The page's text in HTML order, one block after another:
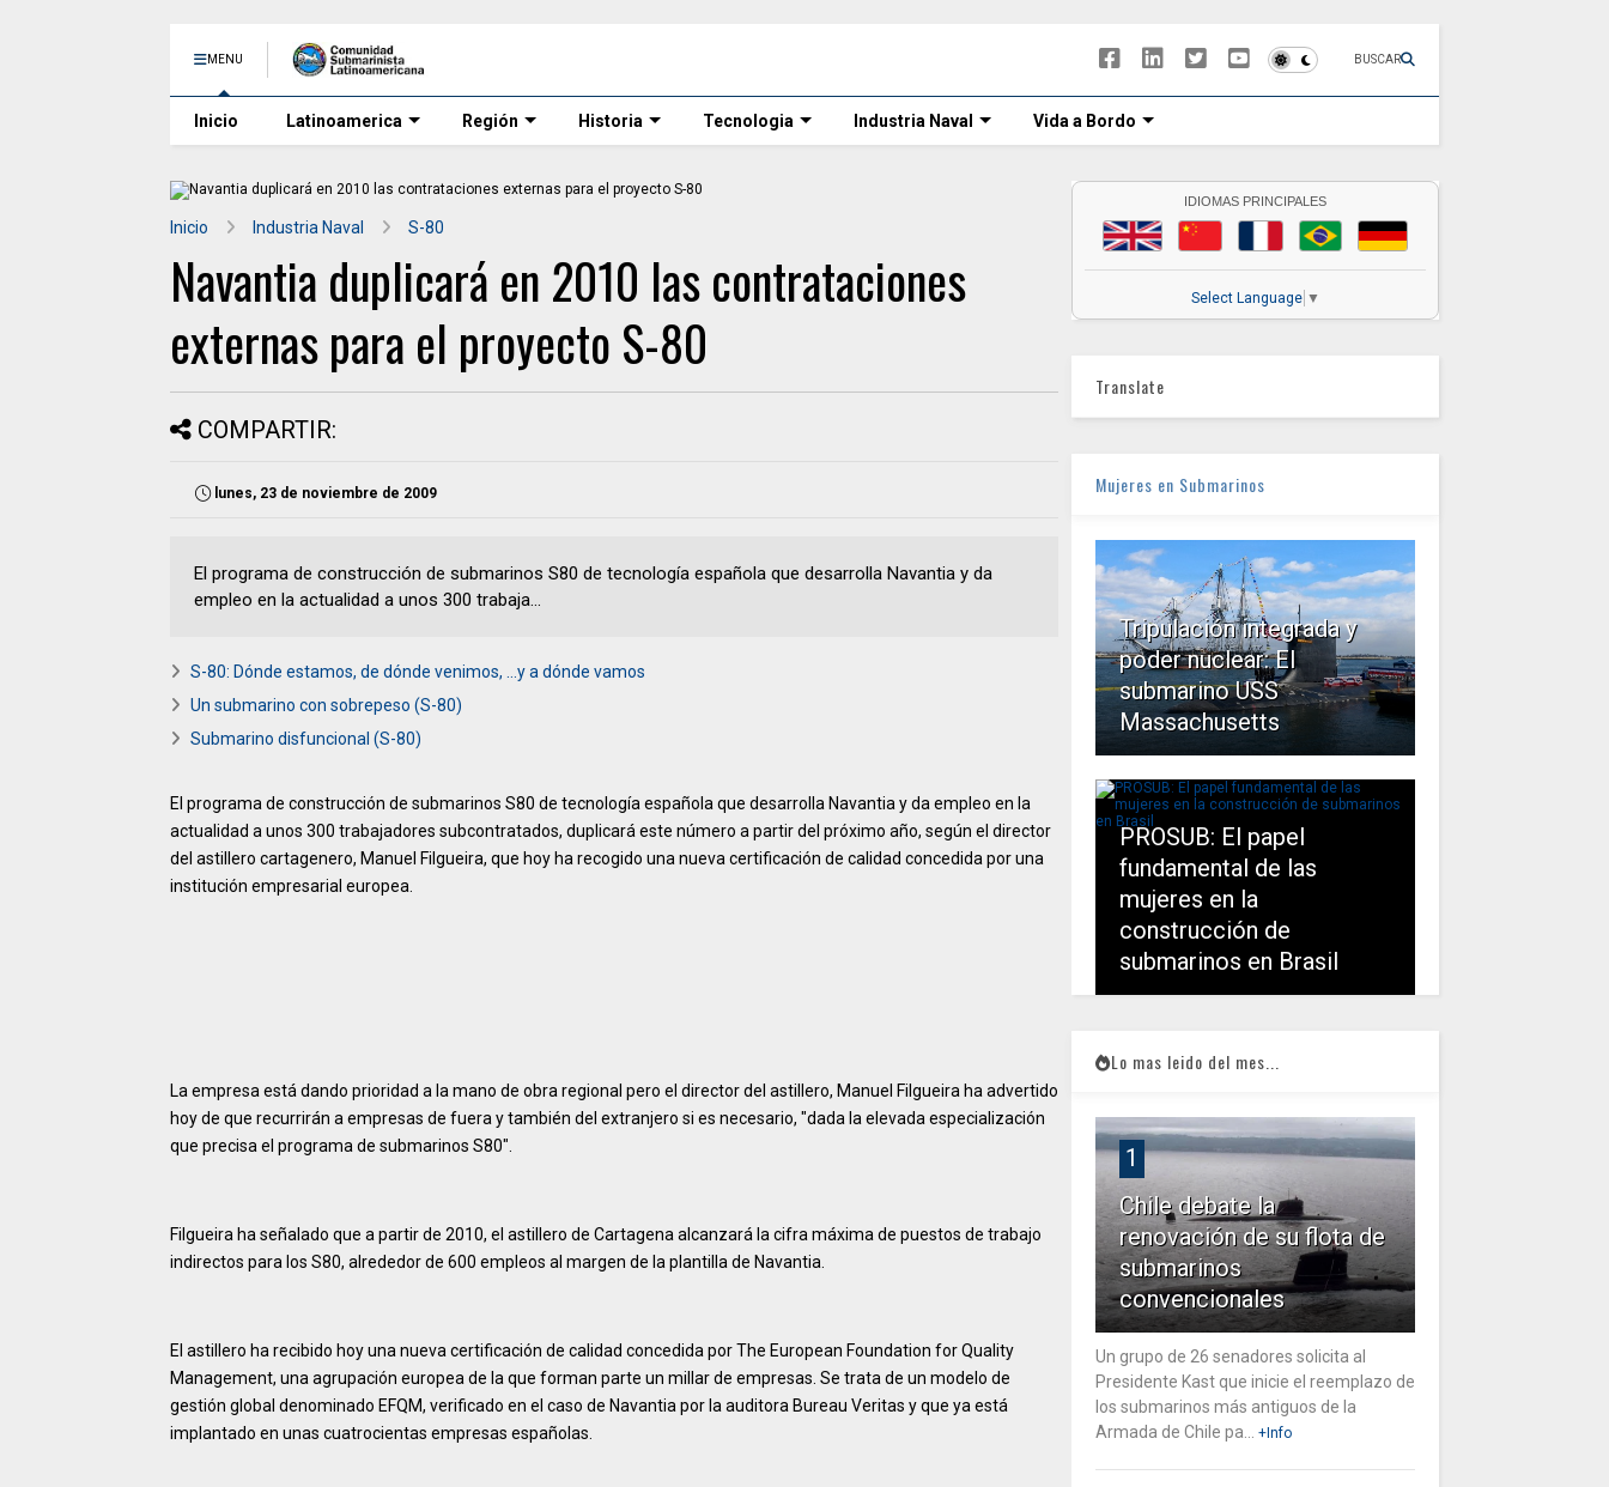
MENU BUSCAR
Inicio Latinoamerica Región Historia Tecnologia Industria Naval Vida a Bordo
Inicio Industria Naval S-80
Navantia duplicará en 2010 las contrataciones
externas para el proyecto S-80
COMPARTIR:
lunes, 23 de noviembre de 2009
El programa de construcción de submarinos S80 de tecnología española que desarrolla Navantia y da
empleo en la actualidad a unos 300 trabaja...
S-80: Dónde estamos, de dónde venimos, …y a dónde vamos
Un submarino con sobrepeso (S-80)
Submarino disfuncional (S-80)
El programa de construcción de submarinos S80 de tecnología española que desarrolla Navantia y da empleo en la
actualidad a unos 300 trabajadores subcontratados, duplicará este número a partir del próximo año, según el director
del astillero cartagenero, Manuel Filgueira, que hoy ha recogido una nueva certificación de calidad concedida por una
institución empresarial europea.
La empresa está dando prioridad a la mano de obra regional pero el director del astillero, Manuel Filgueira ha advertido
hoy de que recurrirán a empresas de fuera y también del extranjero si es necesario, "dada la elevada especialización
que precisa el programa de submarinos S80".
Filgueira ha señalado que a partir de 2010, el astillero de Cartagena alcanzará la cifra máxima de puestos de trabajo
indirectos para los S80, alrededor de 600 empleos al margen de la plantilla de Navantia.
El astillero ha recibido hoy una nueva certificación de calidad concedida por The European Foundation for Quality
Management, una agrupación europea de la que forman parte un millar de empresas. Se trata de un modelo de
gestión global denominado EFQM, verificado en el caso de Navantia por la auditora Bureau Veritas y que ya está
implantado en unas cuatrocientas empresas españolas.
IDIOMAS PRINCIPALES
Select Language ▼
Translate
Mujeres en Submarinos
Tripulación integrada y
poder nuclear: El
submarino USS
Massachusetts
PROSUB: El papel
fundamental de las
mujeres en la
construcción de
submarinos en Brasil
Lo mas leido del mes...
1
Chile debate la
renovación de su flota de
submarinos
convencionales
Un grupo de 26 senadores solicita al
Presidente Kast que inicie el reemplazo de
los submarinos más antiguos de la
Armada de Chile pa...
+Info